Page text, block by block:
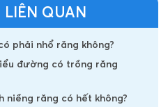
LIÊN QUAN
phải nhổ răng không?
đường có trồng răng
niềng răng có hết không?